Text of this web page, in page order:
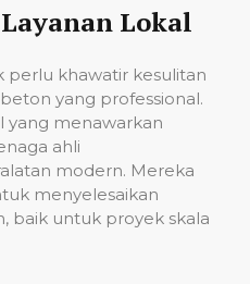
Lokal
perlu khawatir kesulitan
yang professional.
yang menawarkan
ahli
modern. Mereka
menyelesaikan
baik untuk proyek skala